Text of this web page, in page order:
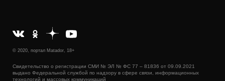
© 2020, портал Matador, 18+
Свидетельство о регистрации СМИ № ЭЛ № ФС 77 – 81836 от 09.09.2021
выдано Федеральной службой по надзору в сфере связи, информационных
технологий и массовых коммуникаций